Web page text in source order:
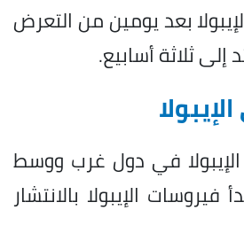
بعد يومين من التعرض
ثلاثة أسابيع.
في دول غرب ووسط
فيروسات الإيبولا بالانتشار